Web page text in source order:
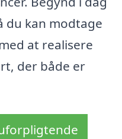
du kan modtage
at realisere
der både er